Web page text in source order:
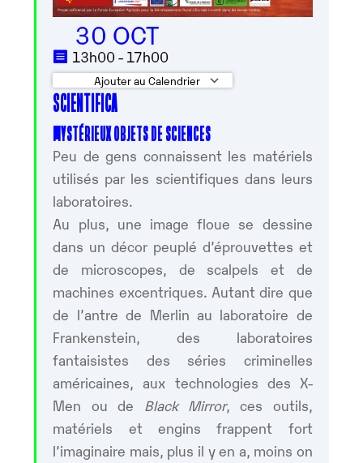
30 OCT
13h00 - 17h00
Ajouter au Calendrier
Télécharger ICS
SCIENTIFICA
MYSTÉRIEUX OBJETS DE SCIENCES
Peu de gens connaissent les matériels
utilisés par les scientifiques dans leurs
laboratoires.
Au plus, une image floue se dessine
dans un décor peuplé d’éprouvettes et
de microscopes, de scalpels et de
machines excentriques. Autant dire que
de l’antre de Merlin au laboratoire de
Frankenstein, des laboratoires
fantaisistes des séries criminelles
américaines, aux technologies des X-
Men ou de Black Mirror, ces outils,
matériels et engins frappent fort
l’imaginaire mais, plus il y en a, moins on